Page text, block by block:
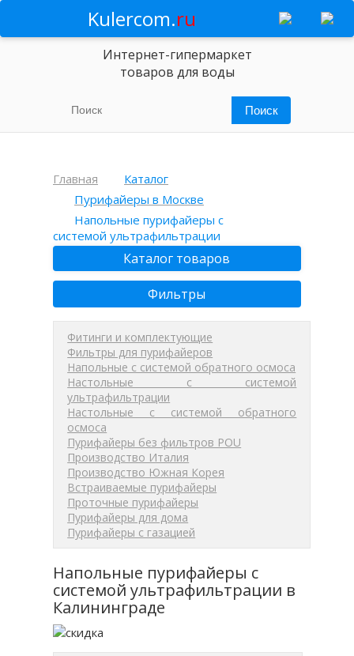
Kulercom.ru
Интернет-гипермаркет
товаров для воды
Главная
Каталог
Пурифайеры в Москве
Напольные пурифайеры с
системой ультрафильтрации
Каталог товаров
Фильтры
Фитинги и комплектующие
Фильтры для пурифайеров
Напольные с системой обратного осмоса
Настольные с системой
ультрафильтрации
Настольные с системой обратного
осмоса
Пурифайеры без фильтров POU
Производство Италия
Производство Южная Корея
Встраиваемые пурифайеры
Проточные пурифайеры
Пурифайеры для дома
Пурифайеры с газацией
Напольные пурифайеры с
системой ультрафильтрации в
Калининграде